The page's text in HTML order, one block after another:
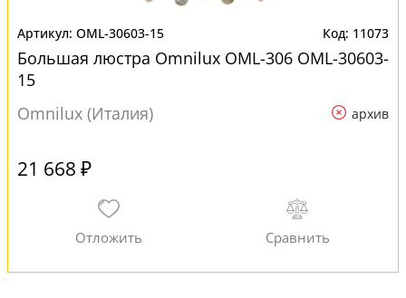
OML-30603-15 11073
Большая люстра Omnilux OML-306 OML-30603-
15
Omnilux (Италия)
архив
21 668 ₽